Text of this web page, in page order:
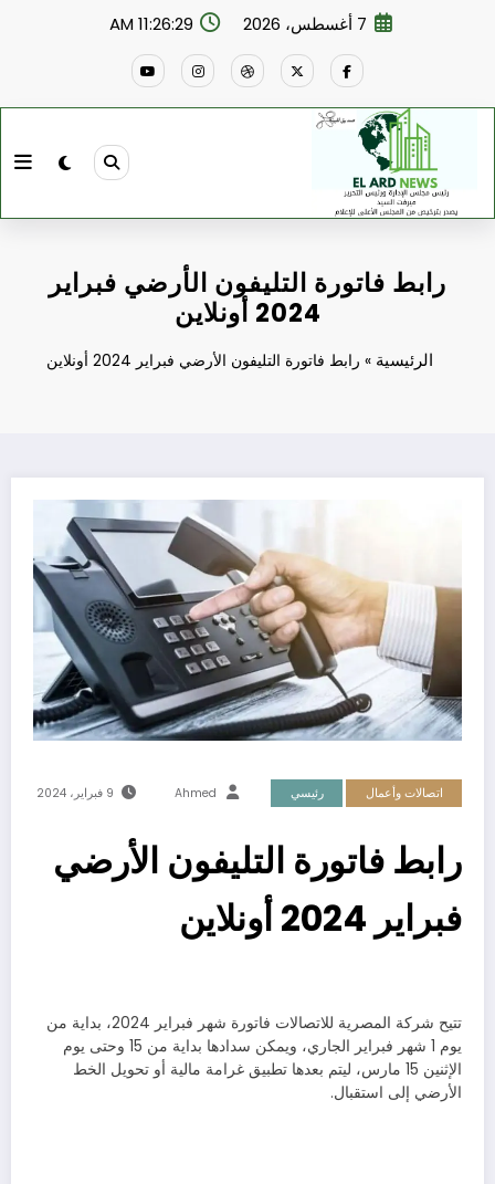
7 أغسطس، 2026 11:26:30 AM
رابط فاتورة التليفون الأرضي فبراير
2024 أونلاين
الرئيسية » رابط فاتورة التليفون الأرضي فبراير 2024 أونلاين
اتصالات وأعمال رئيسي Ahmed 9 فبراير، 2024
رابط فاتورة التليفون الأرضي
فبراير 2024 أونلاين
تتيح شركة المصرية للاتصالات فاتورة شهر فبراير 2024، بداية من
يوم 1 شهر فبراير الجاري، ويمكن سدادها بداية من 15 وحتى يوم
الإثنين 15 مارس، ليتم بعدها تطبيق غرامة مالية أو تحويل الخط
الأرضي إلى استقبال.